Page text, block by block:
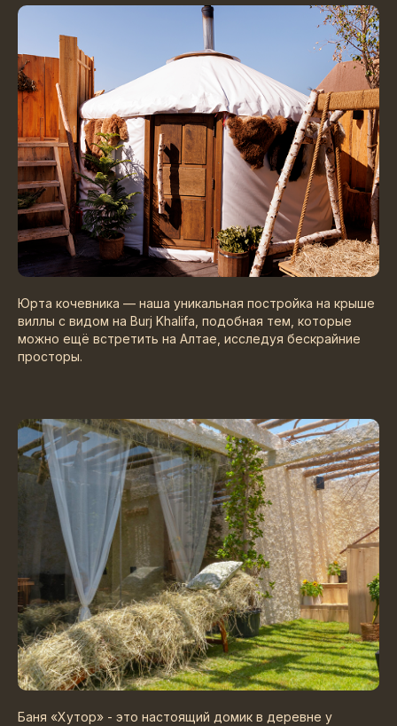
Юрта кочевника — наша уникальная постройка на крыше
виллы с видом на Burj Khalifa, подобная тем, которые
можно ещё встретить на Алтае, исследуя бескрайние
просторы.
Баня «Хутор» - это настоящий домик в деревне у